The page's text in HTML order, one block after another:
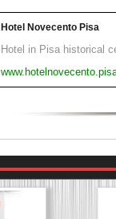
Hotel Novecento Pisa
Hotel in Pisa historical